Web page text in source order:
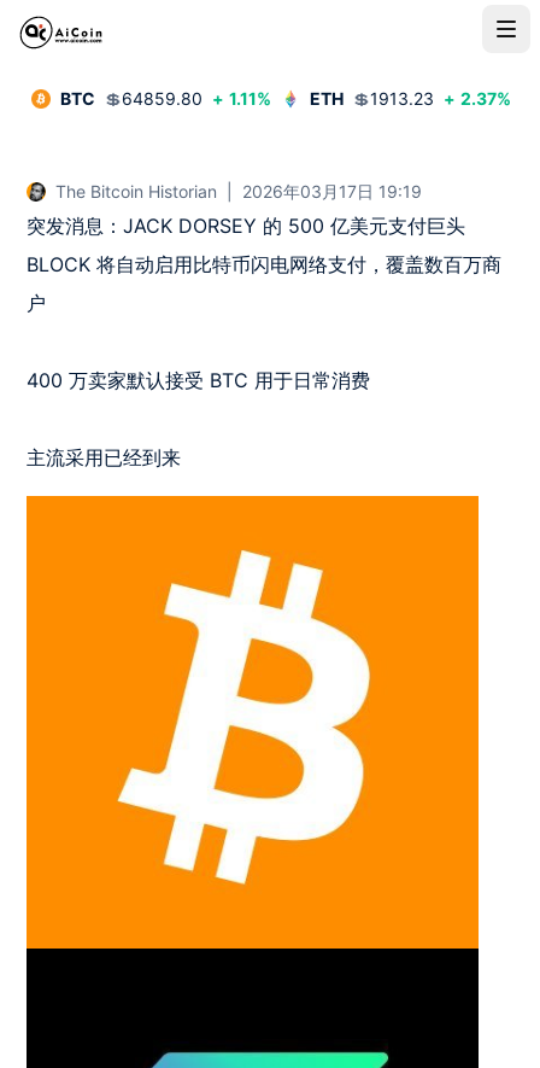
BTC 💲64859.80 + 1.11% ETH 💲1913.23 + 2.37%
The Bitcoin Historian 2026年03月17日 19:19
突发消息：JACK DORSEY 的 500 亿美元支付巨头
BLOCK 将自动启用比特币闪电网络支付，覆盖数百万商
户
400 万卖家默认接受 BTC 用于日常消费
主流采用已经到来